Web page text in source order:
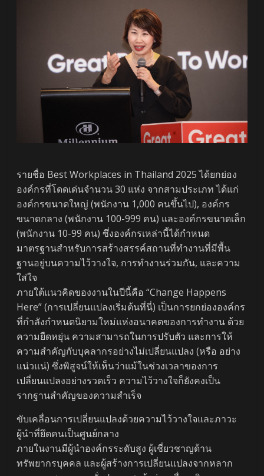
รายชื่อ Best Workplaces in Thailand 2025 ได้ยกย่อง
องค์กรที่โดดเด่นจำนวน 30 แห่ง จากสามประเภท ได้แก่
องค์กรขนาดใหญ่ (พนักงาน 1,000 คนขึ้นไป), องค์กร
ขนาดกลาง (พนักงาน 100-999 คน) และองค์กรขนาดเล็ก
(พนักงาน 10-99 คน) ซึ่งองค์กรเหล่านี้ได้กำหนด
มาตรฐานสำหรับการสร้างสรรค์สถานที่ทำงานที่มีพื้น
ฐานอยู่บนความไว้วางใจ, การทำงานร่วมกัน, และความ
ใส่ใจ
ภายใต้แนวคิดของงานในปีนี้คือ “Change Happens
Here” (การเปลี่ยนแปลงเริ่มต้นที่นี่) เป็นการยกย่ององค์กร
ที่กำลังกำหนดนิยามใหม่แห่งอนาคตของการทำงาน ด้วย
ความยืดหยุ่น ความสามารถในการปรับตัว และการให้
ความสำคัญกับบุคลากรอย่างไม่เปลี่ยนแปลง (หรือ อย่าง
แน่วแน่) ซึ่งพิสูจน์ให้เห็นว่าแม้ในช่วงเวลาของการ
เปลี่ยนแปลงอย่างรวดเร็ว ความไว้วางใจก็ยังคงเป็น
รากฐานสำคัญของความสำเร็จ
ขับเคลื่อนการเปลี่ยนแปลงด้วยความไว้วางใจและภาวะ
ผู้นำที่ยึดคนเป็นศูนย์กลาง
ภายในงานมีผู้นำองค์กรระดับสูง ผู้เชี่ยวชาญด้าน
ทรัพยากรบุคคล และผู้สร้างการเปลี่ยนแปลงจากหลาก